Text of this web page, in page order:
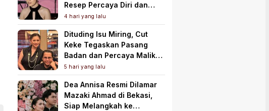
Resep Percaya Diri dan
Rahasia Body Shaping
Tampil Standout
4 hari yang lalu
Dituding Isu Miring, Cut
Keke Tegaskan Pasang
Badan dan Percaya Malik
Bawazier
5 hari yang lalu
Dea Annisa Resmi Dilamar
Mazaki Ahmad di Bekasi,
Siap Melangkah ke